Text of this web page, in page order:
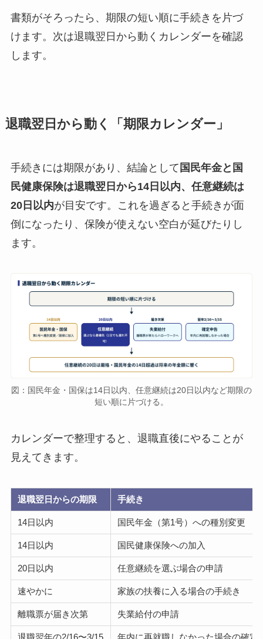
書類がそろったら、期限の短い順に手続きを片づ
けます。次は退職翌日から動くカレンダーを確認
します。
退職翌日から動く「期限カレンダー」
手続きには期限があり、結論として 国民年金と国
民健康保険は退職翌日から14日以内、任意継続は
20日以内が目安です。これを過ぎると手続きが面
倒になったり、保険が使えない空白が延びたりし
ます。
図：国民年金・国保は14日以内、任意継続は20日以内など期限の
短い順に片づける。
カレンダーで整理すると、退職直後にやることが
見えてきます。
退職翌日からの期限 手続き
14日以内 国民年金（第1号）への種別変更
14日以内 国民健康保険への加入
20日以内 任意継続を選ぶ場合の申請
速やかに 家族の扶養に入る場合の手続き
離職票が届き次第 失業給付の申請